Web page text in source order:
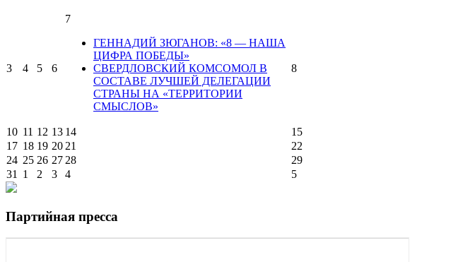
3 4 5 6
7
ГЕННАДИЙ ЗЮГАНОВ: «8 — НАША
ЦИФРА ПОБЕДЫ»
СВЕРДЛОВСКИЙ КОМСОМОЛ В
СОСТАВЕ ЛУЧШЕЙ ДЕЛЕГАЦИИ
СТРАНЫ НА «ТЕРРИТОРИИ
СМЫСЛОВ»
8
10 11 12 13 14 15
17 18 19 20 21 22
24 25 26 27 28 29
31
1 2 3 4 5
Партийная пресса